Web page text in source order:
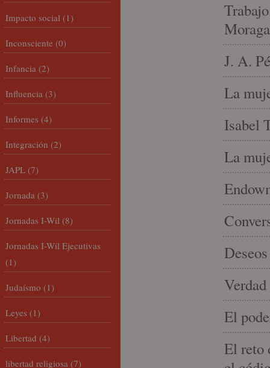
J. A.
La
Isabel
La
El
El reto
Impacto social (1)
Inconsciente (0)
Infancia (2)
Influencia (3)
Informes (4)
Integración (2)
JAPL (7)
Jornada (3)
Jornadas I-Wil (8)
Jornadas I-Wil Ejecutivas
(1)
Judaísmo (1)
Leyes (1)
Libertad (4)
libertad religiosa (7)